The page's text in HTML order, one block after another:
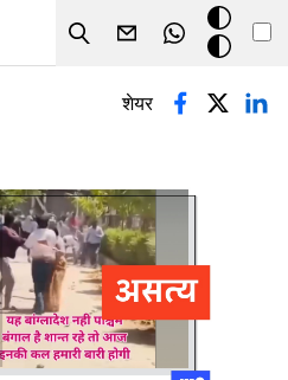
Search
डार्क
मोड
शेयर